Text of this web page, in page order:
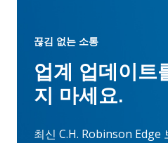
끊김 없는 소통
업계 업데이트
지 마세요.
최신 C.H. Robinson Edge